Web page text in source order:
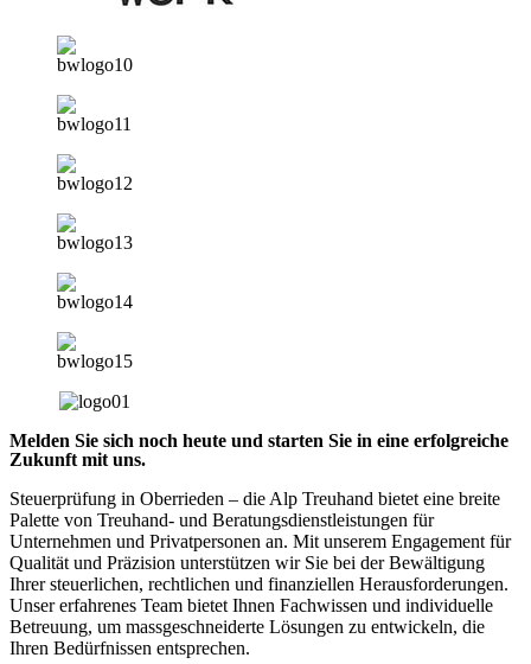
Melden Sie sich noch heute und starten Sie in eine erfolgreiche
Zukunft mit uns.
Steuerprüfung in Oberrieden – die Alp Treuhand bietet eine breite
Palette von Treuhand- und Beratungsdienstleistungen für
Unternehmen und Privatpersonen an. Mit unserem Engagement für
Qualität und Präzision unterstützen wir Sie bei der Bewältigung
Ihrer steuerlichen, rechtlichen und finanziellen Herausforderungen.
Unser erfahrenes Team bietet Ihnen Fachwissen und individuelle
Betreuung, um massgeschneiderte Lösungen zu entwickeln, die
Ihren Bedürfnissen entsprechen.